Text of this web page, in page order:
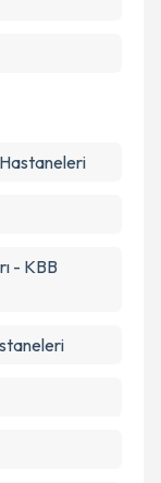
Hastaneleri
- KBB